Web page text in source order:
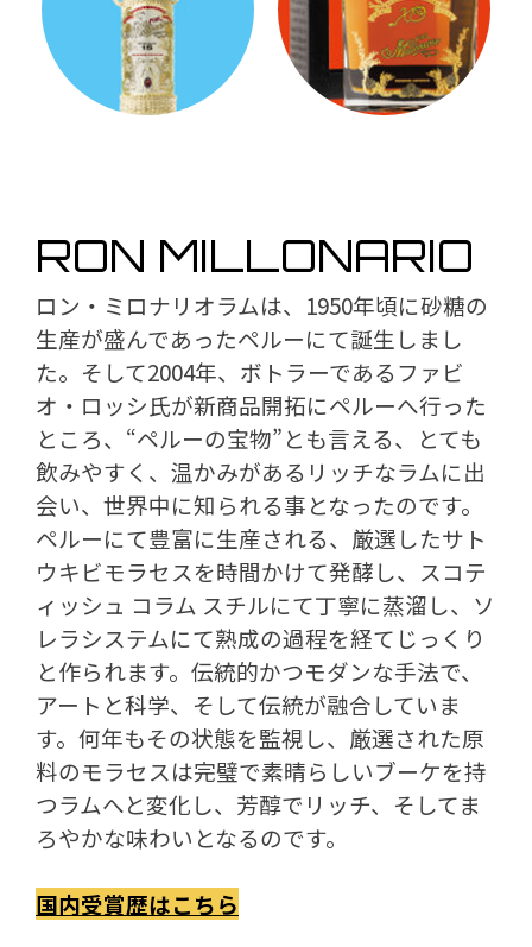
RON MILLONARIO
ロン・ミロナリオラムは、1950年頃に砂糖の
生産が盛んであったペルーにて誕生しまし
た。そして2004年、ボトラーであるファビ
オ・ロッシ氏が新商品開拓にペルーへ行った
ところ、“ペルーの宝物”とも言える、とても
飲みやすく、温かみがあるリッチなラムに出
会い、世界中に知られる事となったのです。
ペルーにて豊富に生産される、厳選したサト
ウキビモラセスを時間かけて発酵し、スコテ
ィッシュ コラム スチルにて丁寧に蒸溜し、ソ
レラシステムにて熟成の過程を経てじっくり
と作られます。伝統的かつモダンな手法で、
アートと科学、そして伝統が融合していま
す。何年もその状態を監視し、厳選された原
料のモラセスは完璧で素晴らしいブーケを持
つラムへと変化し、芳醇でリッチ、そしてま
ろやかな味わいとなるのです。
国内受賞歴はこちら